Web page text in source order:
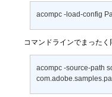
acompc -load-config
コマンドラインでまったく
acompc -source-path